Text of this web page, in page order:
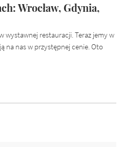
Wrocław, Gdynia,
wystawnej restauracji. Teraz jemy w
na nas w przystępnej cenie. Oto